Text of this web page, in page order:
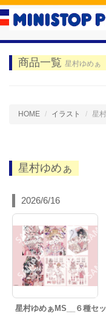
商品一覧 星村ゆめぁ
HOME イラスト 星
星村ゆめぁ
2026/6/16
星村ゆめぁMS__６種セ